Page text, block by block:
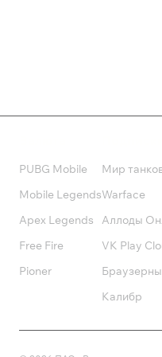
PUBG Mobile
Mobile Legends
Apex Legends
Free Fire
Pioner
Мир
Warface
Аллоды
VK Play
Калибр